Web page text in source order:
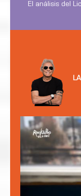
El análisis del